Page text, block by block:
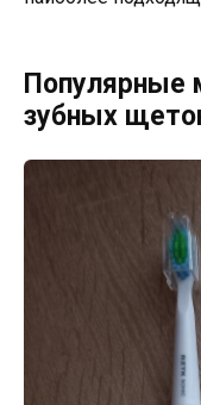
Популярные
зубных